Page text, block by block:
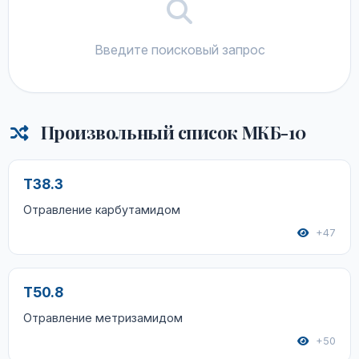
Введите поисковый запрос
Произвольный список МКБ-10
T38.3
Отравление карбутамидом
+47
T50.8
Отравление метризамидом
+50